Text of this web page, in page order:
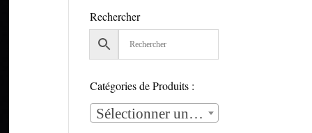
Rechercher
Catégories de Produits :
Sélectionner une catégorie